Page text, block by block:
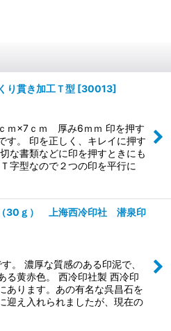
り貫き加工Ｔ型 [30013]
ｍ×7ｃｍ 厚み6ｍｍ 印を押す
す。 印を正しく、キレイに押す
な書類などに印を押すときにも
字型なので２つの印を平行に
30ｇ） 上海西冷印社 潜泉印
。 濃厚な質感のある印泥で、
る黄赤色。 西冷印社製 西冷印
あります。あの有名な呉昌石を
迎え入れられましたが、現在の